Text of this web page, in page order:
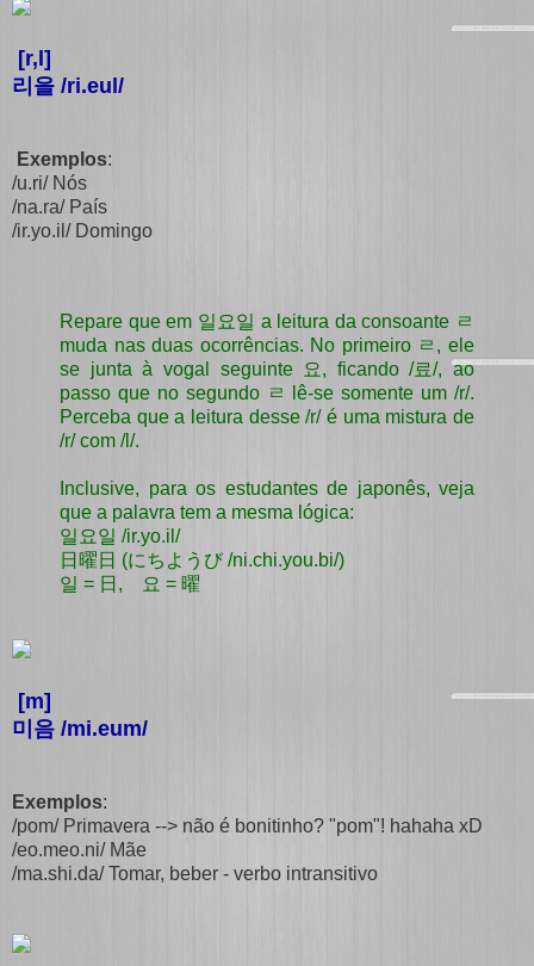
[r,l]
리을 /ri.eul/
Exemplos:
/u.ri/ Nós
/na.ra/ País
/ir.yo.il/ Domingo
Repare que em 일요일 a leitura da consoante ㄹ
muda nas duas ocorrências. No primeiro ㄹ, ele
se junta à vogal seguinte 요, ficando /료/, ao
passo que no segundo ㄹ lê-se somente um /r/.
Perceba que a leitura desse /r/ é uma mistura de
/r/ com /l/.
Inclusive, para os estudantes de japonês, veja
que a palavra tem a mesma lógica:
일요일 /ir.yo.il/
日曜日 (にちようび /ni.chi.you.bi/)
일 = 日, 요 = 曜
[m]
미음 /mi.eum/
Exemplos:
/pom/ Primavera --> não é bonitinho? "pom"! hahaha xD
/eo.meo.ni/ Mãe
/ma.shi.da/ Tomar, beber - verbo intransitivo